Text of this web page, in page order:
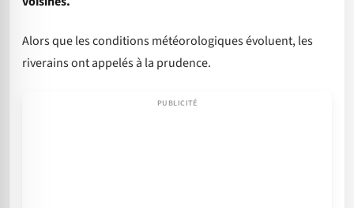
Alors que les conditions météorologiques évoluent, les
riverains ont appelés à la prudence.